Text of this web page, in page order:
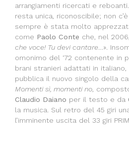
arrangiamenti ricercati e
resta unica, riconoscibile; non
sempre è stata molto
come Paolo Conte che, nel
che voce! Tu devi cantare…».
omonimo del ‘72 contenente in
brani stranieri adattati in italiano,
pubblica il nuovo singolo della
Momenti sì, momenti no,
Claudio Daiano per il testo e da
la musica. Sul retro del 45 giri
l’imminente uscita del 33 giri